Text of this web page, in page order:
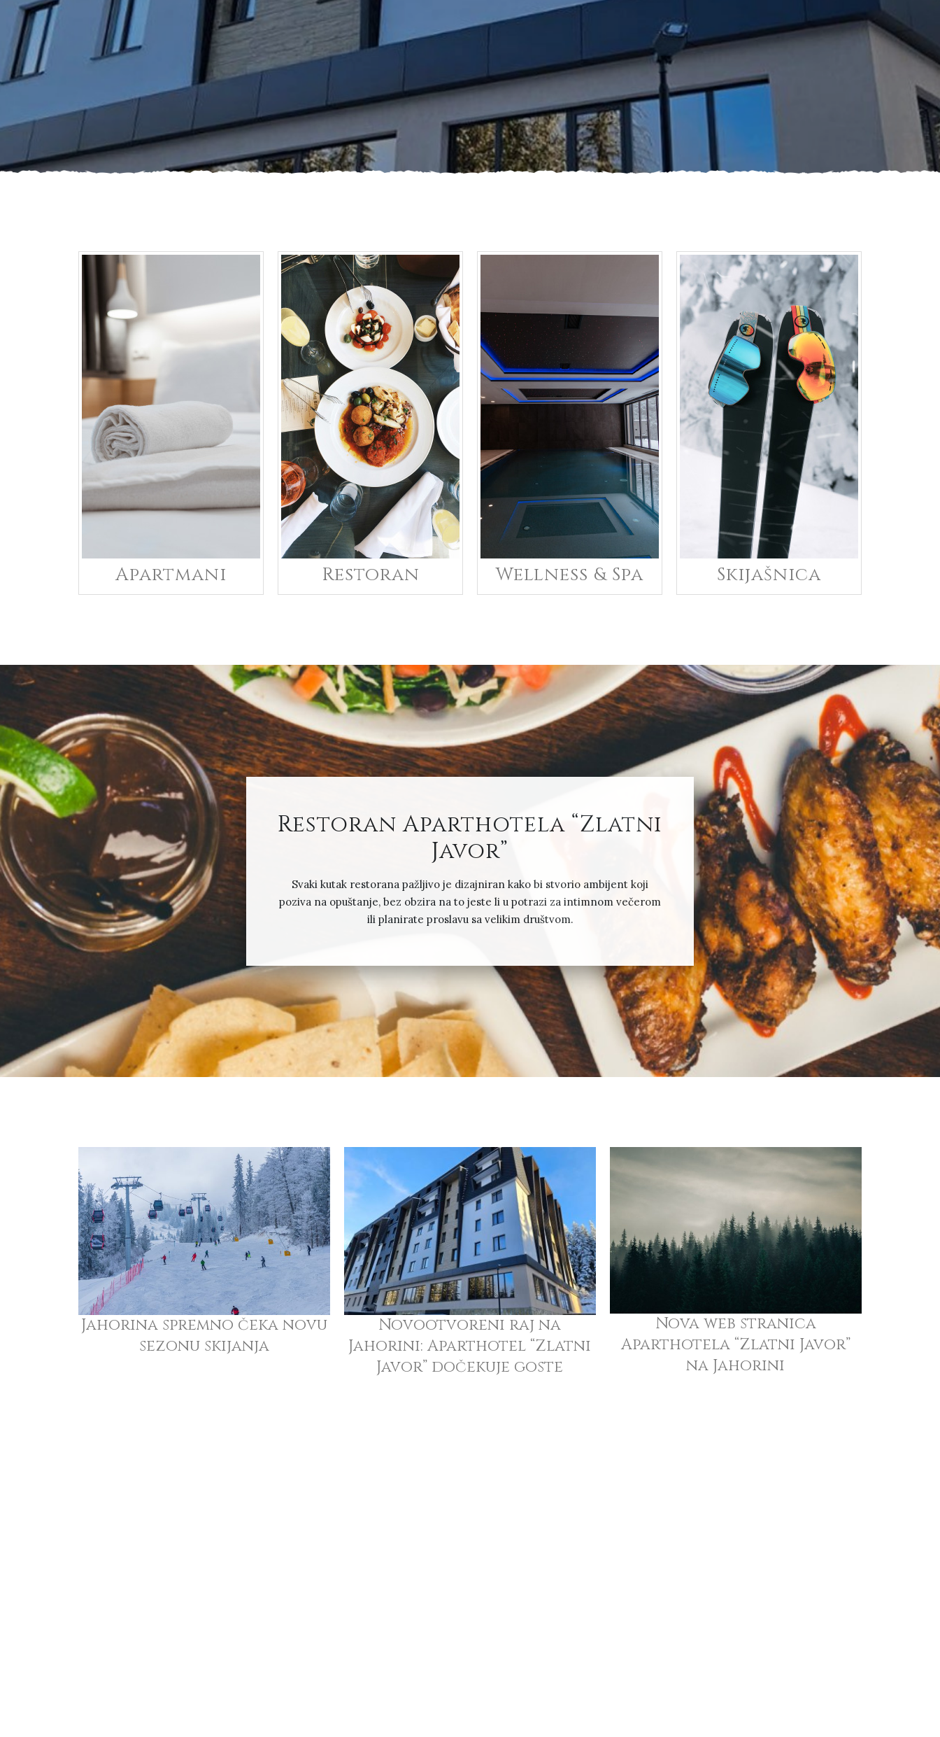
Apartmani Restoran Wellness & Spa Skijašnica
Restoran Aparthotela “Zlatni
Javor”
Svaki kutak restorana pažljivo je dizajniran kako bi stvorio ambijent koji
poziva na opuštanje, bez obzira na to jeste li u potrazi za intimnom večerom
ili planirate proslavu sa velikim društvom.
Jahorina spremno čeka novu
sezonu skijanja
Novootvoreni raj na
Jahorini: Aparthotel “Zlatni
Javor” dočekuje goste
Nova web stranica
Aparthotela “Zlatni Javor”
na Jahorini